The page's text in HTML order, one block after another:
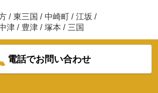
/ 東三国 / 中崎町 / 江坂 /
津 / 豊津 / 塚本 / 三国
電話でお問い合わせ